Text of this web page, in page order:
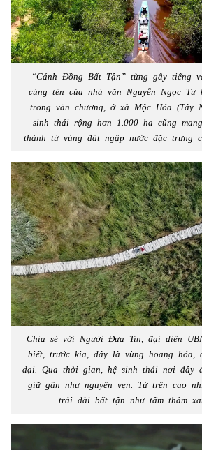
“Cánh Đồng Bất Tận” từng gây tiếng
cùng tên của nhà văn Nguyễn Ngọc Tư
trong văn chương, ở xã Mộc Hóa (Tây
sinh thái rộng hơn 1.000 ha cũng
thành từ vùng đất ngập nước đặc trưng
Chia sẻ với Người Đưa Tin, đại diện
biết, trước kia, đây là vùng hoang hóa,
dại. Qua thời gian, hệ sinh thái nơi đây
giữ gần như nguyên vẹn. Từ trên cao
trải dài bất tận như tấm thảm